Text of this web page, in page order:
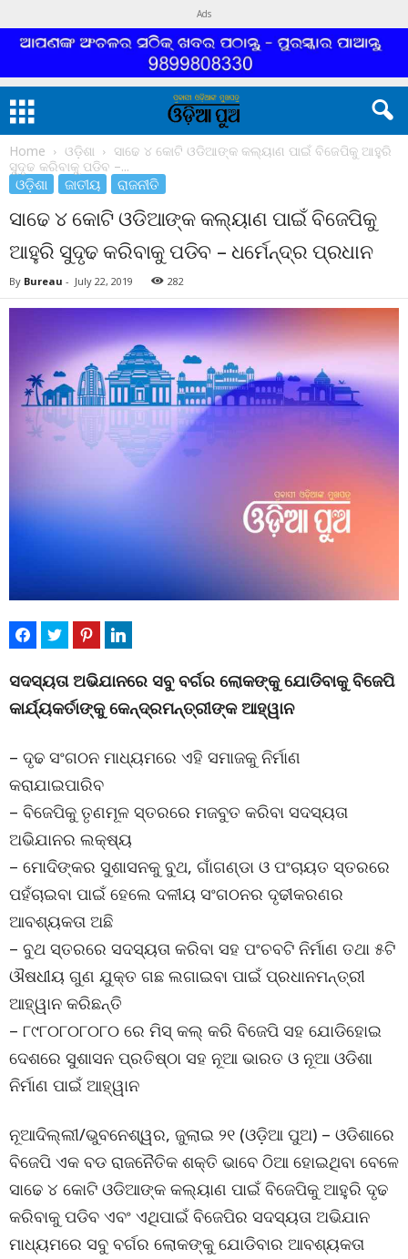
Ads
Home ଓଡ଼ିଶା
ସାଢେ ୪ କୋଟି ଓଡିଆଙ୍କ କଲ୍ୟାଣ ପାଇଁ ବିଜେପିକୁ ଆହୁରି
ସୁଦୃଢ କରିବାକୁ ପଡିବ –...
ଓଡ଼ିଶା ଜାତୀୟ ରାଜନୀତି
ସାଢେ ୪ କୋଟି ଓଡିଆଙ୍କ କଲ୍ୟାଣ ପାଇଁ ବିଜେପିକୁ
ଆହୁରି ସୁଦୃଢ କରିବାକୁ ପଡିବ – ଧର୍ମେନ୍ଦ୍ର ପ୍ରଧାନ
By Bureau - July 22, 2019 282
ସଦସ୍ୟତା ଅଭିଯାନରେ ସବୁ ବର୍ଗର ଲୋକଙ୍କୁ ଯୋଡିବାକୁ ବିଜେପି
କାର୍ଯ୍ୟକର୍ତାଙ୍କୁ କେନ୍ଦ୍ରମନ୍ତ୍ରୀଙ୍କ ଆହ୍ୱାନ
– ଦୃଢ ସଂଗଠନ ମାଧ୍ୟମରେ ଏହି ସମାଜକୁ ନିର୍ମାଣ
କରାଯାଇପାରିବ
– ବିଜେପିକୁ ତୃଣମୂଳ ସ୍ତରରେ ମଜବୁତ କରିବା ସଦସ୍ୟତା
ଅଭିଯାନର ଲକ୍ଷ୍ୟ
– ମୋଦିଙ୍କର ସୁଶାସନକୁ ବୁଥ, ଗାଁଗଣ୍ଡା ଓ ପଂଚାୟତ ସ୍ତରରେ
ପହଁଚାଇବା ପାଇଁ ହେଲେ ଦଳୀୟ ସଂଗଠନର ଦୃଢୀକରଣର
ଆବଶ୍ୟକତା ଅଛି
– ବୁଥ ସ୍ତରରେ ସଦସ୍ୟତା କରିବା ସହ ପଂଚବଟି ନିର୍ମାଣ ତଥା ୫ଟି
ଔଷଧୀୟ ଗୁଣ ଯୁକ୍ତ ଗଛ ଲଗାଇବା ପାଇଁ ପ୍ରଧାନମନ୍ତ୍ରୀ
ଆହ୍ୱାନ କରିଛନ୍ତି
– ୮୯୮୦୮୦୮୦୮୦ ରେ ମିସ୍ କଲ୍ କରି ବିଜେପି ସହ ଯୋଡିହୋଇ
ଦେଶରେ ସୁଶାସନ ପ୍ରତିଷ୍ଠା ସହ ନୂଆ ଭାରତ ଓ ନୂଆ ଓଡିଶା
ନିର୍ମାଣ ପାଇଁ ଆହ୍ୱାନ
ନୂଆଦିଲ୍ଲୀ/ଭୁବନେଶ୍ୱର, ଜୁଲାଇ ୨୧ (ଓଡ଼ିଆ ପୁଅ) – ଓଡିଶାରେ
ବିଜେପି ଏକ ବଡ ରାଜନୈତିକ ଶକ୍ତି ଭାବେ ଠିଆ ହୋଇଥିବା ବେଳେ
ସାଢେ ୪ କୋଟି ଓଡିଆଙ୍କ କଲ୍ୟାଣ ପାଇଁ ବିଜେପିକୁ ଆହୁରି ଦୃଢ
କରିବାକୁ ପଡିବ ଏବଂ ଏଥିପାଇଁ ବିଜେପିର ସଦସ୍ୟତା ଅଭିଯାନ
ମାଧ୍ୟମରେ ସବୁ ବର୍ଗର ଲୋକଙ୍କୁ ଯୋଡିବାର ଆବଶ୍ୟକତା